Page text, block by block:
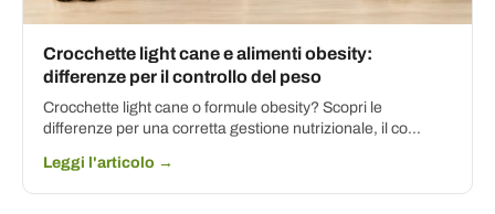
Crocchette light cane e alimenti obesity:
differenze per il controllo del peso
Crocchette light cane o formule obesity? Scopri le
differenze per una corretta gestione nutrizionale, il co...
Leggi l'articolo →